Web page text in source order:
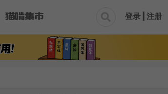
 登录 | 注册